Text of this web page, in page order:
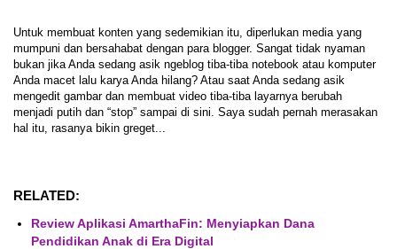
Untuk membuat konten yang sedemikian itu, diperlukan media yang
mumpuni dan bersahabat dengan para blogger. Sangat tidak nyaman
bukan jika Anda sedang asik ngeblog tiba-tiba notebook atau komputer
Anda macet lalu karya Anda hilang? Atau saat Anda sedang asik
mengedit gambar dan membuat video tiba-tiba layarnya berubah
menjadi putih dan “stop” sampai di sini. Saya sudah pernah merasakan
hal itu, rasanya bikin greget...
RELATED:
Review Aplikasi AmarthaFin: Menyiapkan Dana
Pendidikan Anak di Era Digital